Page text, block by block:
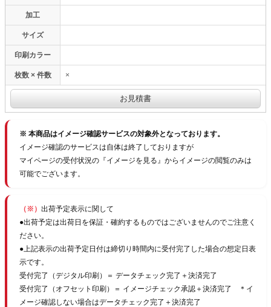
加工
サイズ
印刷カラー
枚数 × 件数 ×
※ 本商品はイメージ確認サービスの対象外となっております。
イメージ確認のサービスは自体は終了しておりますが
マイページの受付状況の『イメージを見る』からイメージの閲覧のみは
可能でございます。
（※） 出荷予定表示に関して
●出荷予定は出荷日を保証・確約するものではございませんのでご注意く
ださい。
●上記表示の出荷予定日付は締切り時間内に受付完了した場合の想定日表
示です。
受付完了（デジタル印刷）＝ データチェック完了＋決済完了
受付完了（オフセット印刷）＝ イメージチェック承認＋決済完了 ＊イ
メージ確認しない場合はデータチェック完了＋決済完了